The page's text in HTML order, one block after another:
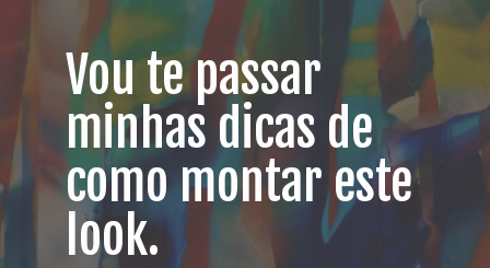
Vou te passar
minhas dicas de
como montar este
look.